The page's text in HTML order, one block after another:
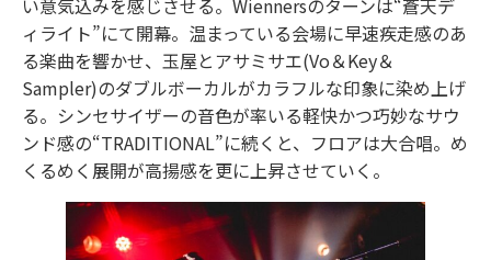
ィライト”にて開幕。温まっている会場に早速疾走感のあ
る楽曲を響かせ、玉屋とアサミサエ(Vo＆Key＆
Sampler)のダブルボーカルがカラフルな印象に染め上げ
る。シンセサイザーの音色が率いる軽快かつ巧妙なサウ
ンド感の“TRADITIONAL”に続くと、フロアは大合唱。め
くるめく展開が高揚感を更に上昇させていく。